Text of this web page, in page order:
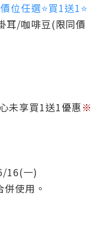
位任選⭐買1送1⭐
耳/咖啡豆(限同價
未享買1送1優惠※
16(一)
使用。